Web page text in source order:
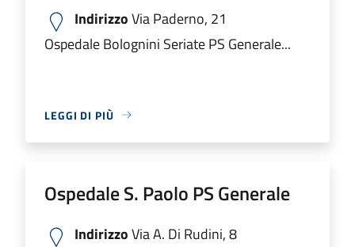
IndirizzoVia Paderno, 21
Ospedale Bolognini Seriate PS Generale...
LEGGI DI PIÙ
Ospedale S. Paolo PS Generale
IndirizzoVia A. Di Rudini, 8